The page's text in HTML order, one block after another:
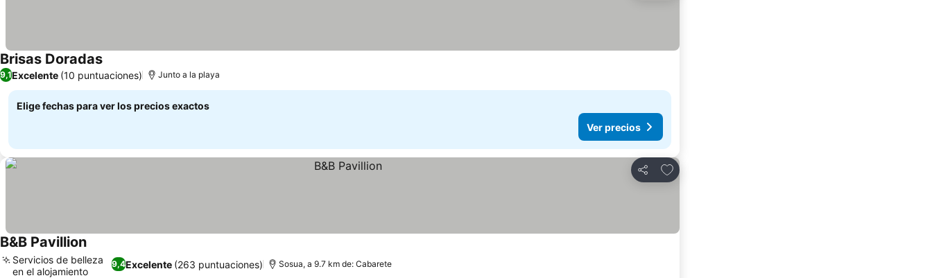
Brisas DoradasVer precios
9,1Excelente (10 puntuaciones) Junto a la playa
Elige fechas para ver los precios exactos
Ver precios
Compartir
Agregar a favoritos
B&B PavillionVer precios
9,4Excelente (263 puntuaciones)
Servicios de belleza
en el alojamiento
Sosua, a 9.7 km de: Cabarete